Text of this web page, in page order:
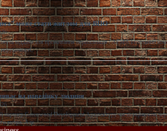
може стати житлом для ВПО
віддати для проживання переселенців / АРМА Готельний
на поведінку людини
партнер Greenwood Development Архітектуру часто оцінюють
метра. Але…